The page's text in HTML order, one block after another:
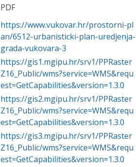
PDF
https://www.vukovar.hr/prostorni-pl
an/6512-urbanisticki-plan-uredjenja-
grada-vukovara-3
https://gis1.mgipu.hr/srv1/PPRaster
Z16_Public/wms?service=WMS&requ
est=GetCapabilities&version=1.3.0
https://gis2.mgipu.hr/srv1/PPRaster
Z16_Public/wms?service=WMS&requ
est=GetCapabilities&version=1.3.0
https://gis3.mgipu.hr/srv1/PPRaster
Z16_Public/wms?service=WMS&requ
est=GetCapabilities&version=1.3.0